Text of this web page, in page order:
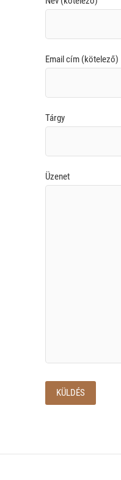
Email cím (kötelező)
Tárgy
Üzenet